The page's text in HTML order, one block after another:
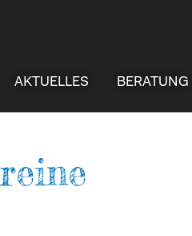
AKTUELLES BERATUNG